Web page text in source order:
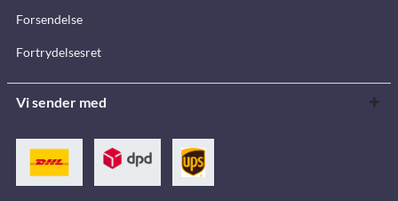
Forsendelse
Fortrydelsesret
Vi sender med